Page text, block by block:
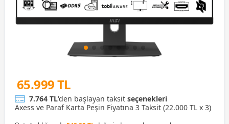
65.999 TL
7.764 TL'den başlayan taksit seçenekleri
Axess ve Paraf Karta Peşin Fiyatına 3 Taksit (22.000 TL x 3)